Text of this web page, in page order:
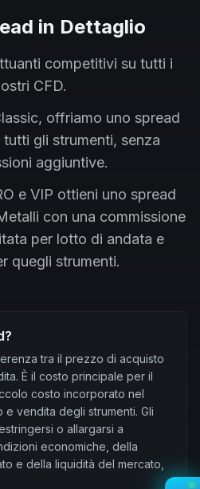
in Dettaglio
competitivi su tutti i
CFD.
offriamo uno spread
gli strumenti, senza
aggiuntive.
e VIP ottieni uno spread
con una commissione
per lotto di andata e
quegli strumenti.
tra il prezzo di acquisto
È il costo principale per il
costo incorporato nel
vendita degli strumenti. Gli
o allargarsi a
economiche, della
e della liquidità del mercato,